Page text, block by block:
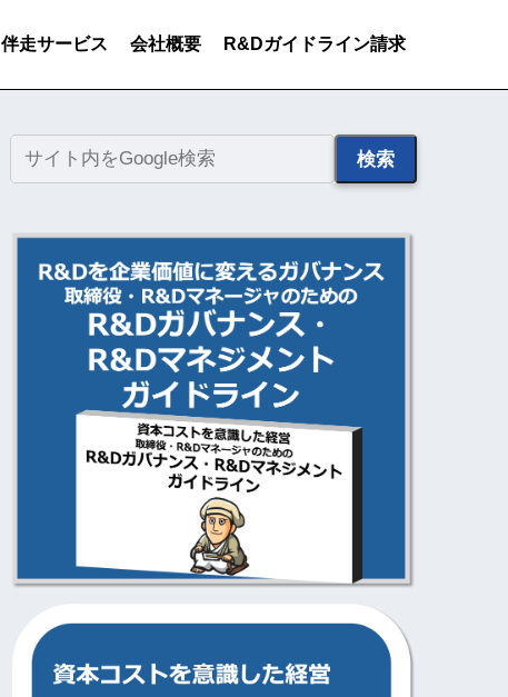
伴走サービス 会社概要 R&Dガイドライン請求
検索